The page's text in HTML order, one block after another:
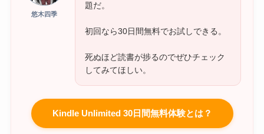
悠木四季
題だ。
初回なら30日間無料でお試しできる。
死ぬほど読書が捗るのでぜひチェック
してみてほしい。
Kindle Unlimited 30日間無料体験とは？